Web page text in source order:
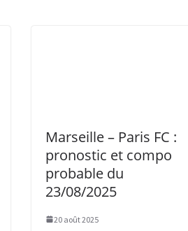
Marseille – Paris FC :
pronostic et compo
probable du
23/08/2025
20 août 2025